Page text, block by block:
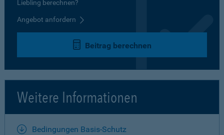
Liebling berechnen?
Angebot anfordern
Beitrag berechnen
Weitere Informationen
Bedingungen Basis-Schutz